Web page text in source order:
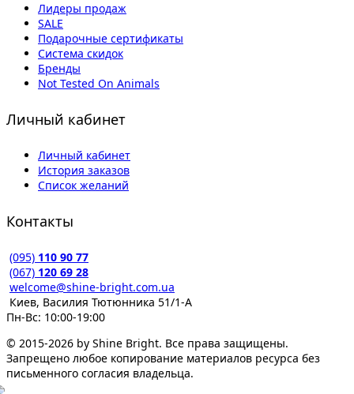
Лидеры продаж
SALE
Подарочные сертификаты
Система скидок
Бренды
Not Tested On Animals
Личный кабинет
Личный кабинет
История заказов
Список желаний
Контакты
(095) 110 90 77
(067) 120 69 28
welcome@shine-bright.com.ua
Киев, Василия Тютюнника 51/1-А
Пн-Вс: 10:00-19:00
© 2015-2026 by Shine Bright. Все права защищены.
Запрещено любое копирование материалов ресурса без
письменного согласия владельца.